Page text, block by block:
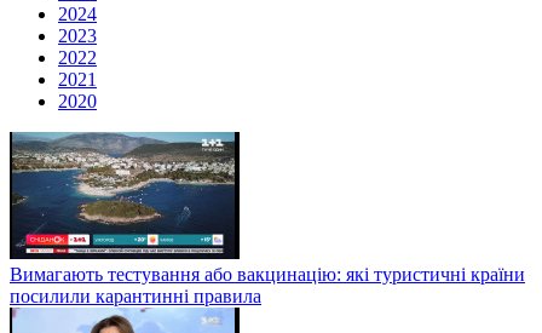
2024
2023
2022
2021
2020
Вимагають тестування або вакцинацію: які туристичні країни
посилили карантинні правила